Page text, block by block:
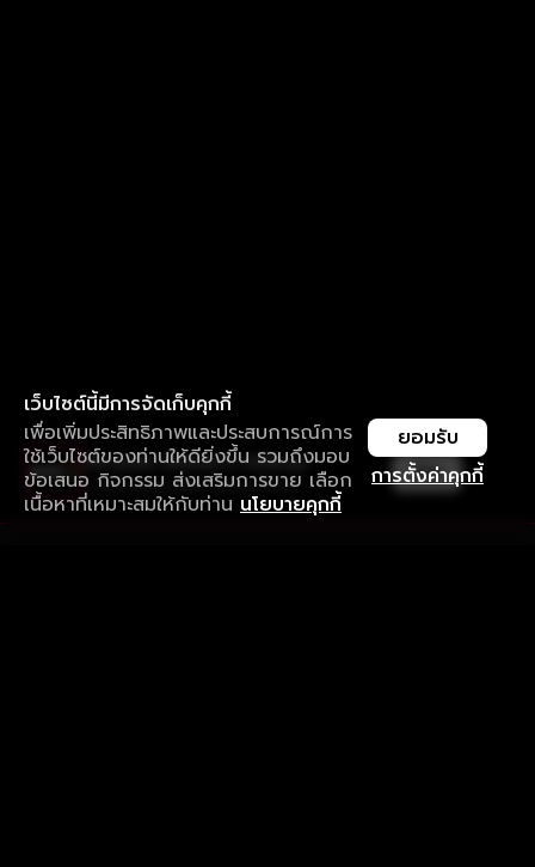
เว็บไซต์นี้มีการจัดเก็บคุกกี้
เพื่อเพิ่มประสิทธิภาพและประสบการณ์การ
ใช้เว็บไซต์ของท่านให้ดียิ่งขึ้น รวมถึงมอบ
ข้อเสนอ กิจกรรม ส่งเสริมการขาย เลือก
เนื้อหาที่เหมาะสมให้กับท่าน นโยบายคุกกี้
การตั้งค่าคุกกี้
ยอมรับ
ใช้งานแอป ลื่นไหลกว่า ไม่มีสะดุด
ดาวน์โหลดแอปเพื่อการรับชมที่ดีกว่า เปิด